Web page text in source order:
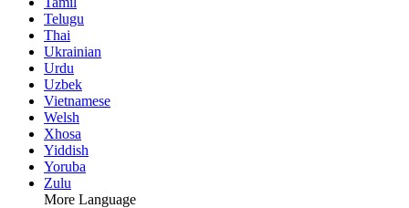
Telugu
Thai
Ukrainian
Urdu
Uzbek
Vietnamese
Welsh
Xhosa
Yiddish
Yoruba
Zulu
More Language